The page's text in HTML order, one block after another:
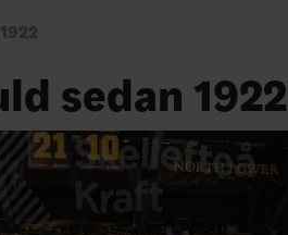
sedan 1922